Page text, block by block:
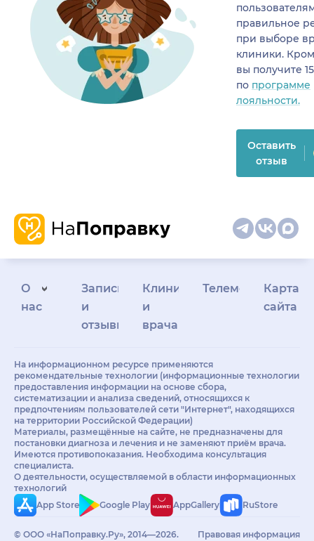
правильное
при выборе
клиники.
вы получите
по программе
лояльности.
Оставить
отзыв
О
нас
Запись
и
отзывы
Клиникам
и
врачам
Телемедицина
Карта
сайта
На информационном ресурсе применяются
рекомендательные технологии (информационные технологии
предоставления информации на основе сбора,
систематизации и анализа сведений, относящихся к
предпочтениям пользователей сети "Интернет", находящихся
на территории Российской Федерации)
Материалы, размещённые на сайте, не предназначены для
постановки диагноза и лечения и не заменяют приём врача.
Имеются противопоказания. Необходима консультация
специалиста.
О деятельности, осуществляемой в области информационных
технологий
App Store
Google Play AppGallery RuStore
© ООО «НаПоправку.Ру», 2014—2026.
Правовая информация